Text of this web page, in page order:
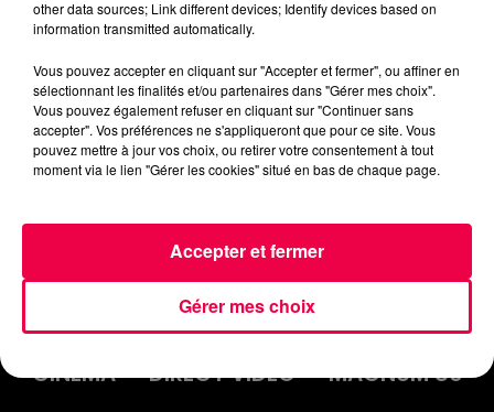
podcasts/2023/04/IQSAR-du-mardi-18-avril.mp3
INFOS
EMISSIONS
JEUX
PODCASTS
CINÉMA
DIRECT VIDÉO
MAGNUM 80
other data sources; Link different devices; Identify devices based on
information transmitted automatically.
Vous pouvez accepter en cliquant sur "Accepter et fermer", ou affiner en
sélectionnant les finalités et/ou partenaires dans "Gérer mes choix".
Vous pouvez également refuser en cliquant sur "Continuer sans
accepter". Vos préférences ne s'appliqueront que pour ce site. Vous
pouvez mettre à jour vos choix, ou retirer votre consentement à tout
moment via le lien "Gérer les cookies" situé en bas de chaque page.
Gérer mes choix
Accepter et fermer